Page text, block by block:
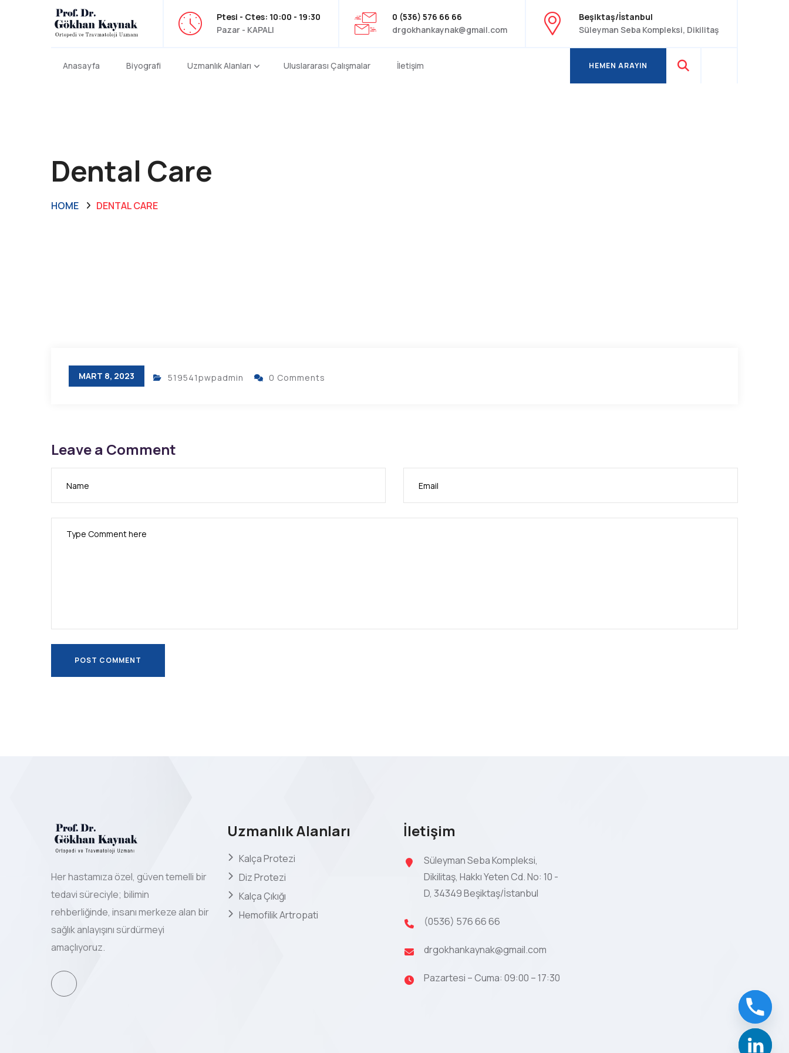
Ptesi - Ctes: 10:00 - 19:30
Pazar - KAPALI
0 (536) 576 66 66
drgokhankaynak@gmail.com
Beşiktaş/İstanbul
Süleyman Seba Kompleksi, Dikilitaş
Anasayfa Biyografi Uzmanlık Alanları Uluslararası Çalışmalar İletişim
HEMEN ARAYIN
Dental Care
HOME DENTAL CARE
MART 8, 2023 519541pwpadmin 0 Comments
Leave a Comment
POST COMMENT
Her hastamıza özel, güven temelli bir
tedavi süreciyle; bilimin
rehberliğinde, insanı merkeze alan bir
sağlık anlayışını sürdürmeyi
amaçlıyoruz.
Uzmanlık Alanları
Kalça Protezi
Diz Protezi
Kalça Çıkığı
Hemofilik Artropati
İletişim
Süleyman Seba Kompleksi,
Dikilitaş, Hakkı Yeten Cd. No: 10 -
D, 34349 Beşiktaş/İstanbul
(0536) 576 66 66
drgokhankaynak@gmail.com
Pazartesi – Cuma: 09:00 – 17:30